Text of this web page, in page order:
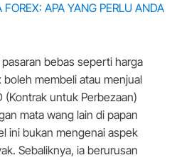
APA YANG PERLU ANDA
bebas seperti harga
membeli atau menjual
untuk Perbezaan)
mata wang lain di papan
ini bukan mengenai aspek
Sebaliknya, ia berurusan